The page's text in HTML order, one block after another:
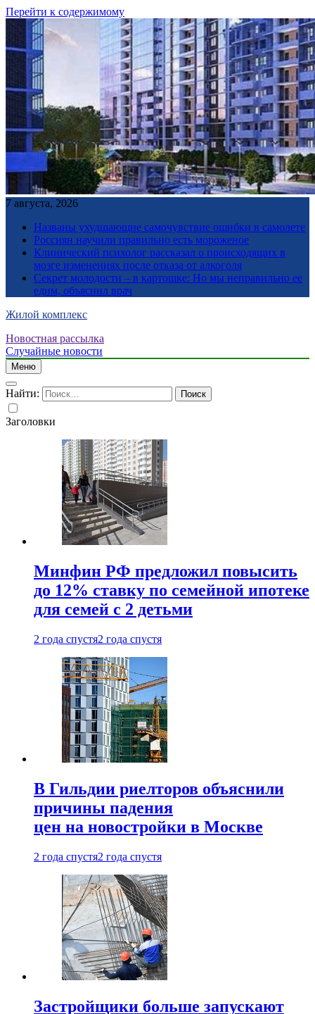
Перейти к содержимому
7 августа, 2026
Названы ухудшающие самочувствие ошибки в самолете
Россиян научили правильно есть мороженое
Клинический психолог рассказал о происходящих в
мозге изменениях после отказа от алкоголя
Секрет молодости – в картошке: Но мы неправильно ее
едим, объяснил врач
Жилой комплекс
Новостная рассылка
Случайные новости
Меню
Найти:
Заголовки
Минфин РФ предложил повысить
до 12% ставку по семейной ипотеке
для семей с 2 детьми
2 года спустя2 года спустя
В Гильдии риелторов объяснили
причины падения
цен на новостройки в Москве
2 года спустя2 года спустя
Застройщики больше запускают